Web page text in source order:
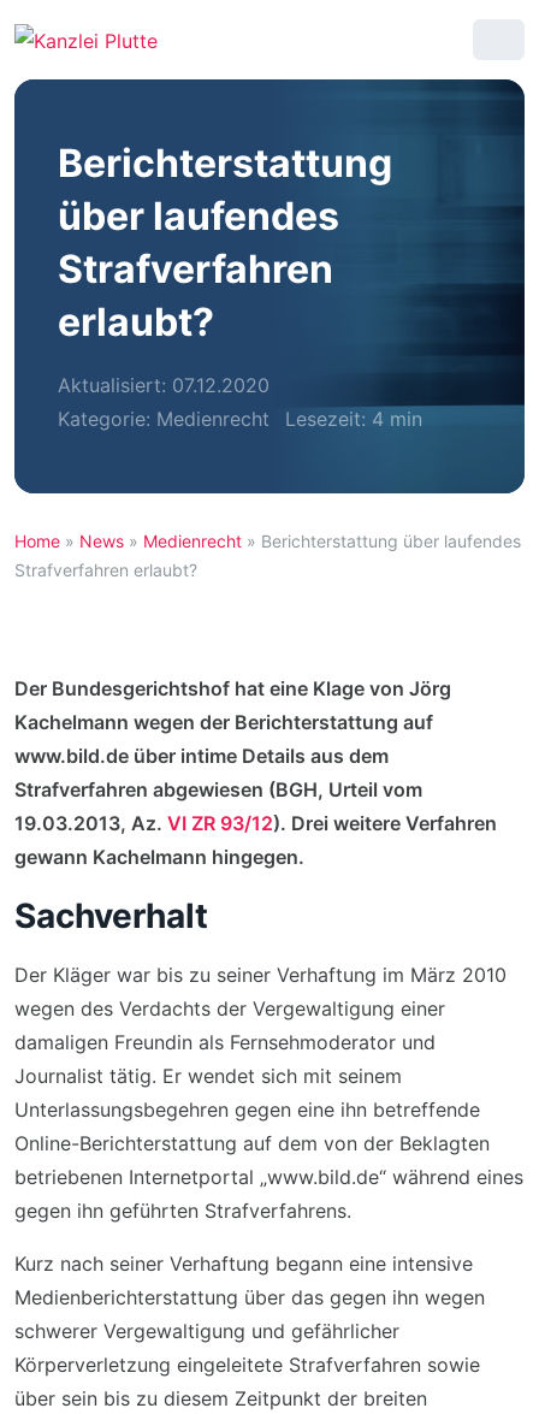
Berichterstattung
über laufendes
Strafverfahren
erlaubt?
Aktualisiert: 07.12.2020
Kategorie: Medienrecht Lesezeit: 4 min
Home » News » Medienrecht » Berichterstattung über laufendes
Strafverfahren erlaubt?
Der Bundesgerichtshof hat eine Klage von Jörg
Kachelmann wegen der Berichterstattung auf
www.bild.de über intime Details aus dem
Strafverfahren abgewiesen (BGH, Urteil vom
19.03.2013, Az. VI ZR 93/12). Drei weitere Verfahren
gewann Kachelmann hingegen.
Sachverhalt
Der Kläger war bis zu seiner Verhaftung im März 2010
wegen des Verdachts der Vergewaltigung einer
damaligen Freundin als Fernsehmoderator und
Journalist tätig. Er wendet sich mit seinem
Unterlassungsbegehren gegen eine ihn betreffende
Online-Berichterstattung auf dem von der Beklagten
betriebenen Internetportal „www.bild.de“ während eines
gegen ihn geführten Strafverfahrens.
Kurz nach seiner Verhaftung begann eine intensive
Medienberichterstattung über das gegen ihn wegen
schwerer Vergewaltigung und gefährlicher
Körperverletzung eingeleitete Strafverfahren sowie
über sein bis zu diesem Zeitpunkt der breiten